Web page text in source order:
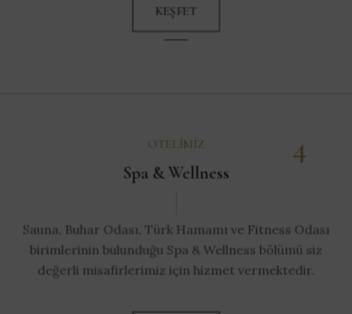
KEŞFET
OTELIMIZ
Spa & Wellness
Sauna, Buhar Odası, Türk Hamamı ve Fitness Odası
birimlerinin bulunduğu Spa & Wellness bölümü siz
değerli misafirlerimiz için hizmet vermektedir.
4